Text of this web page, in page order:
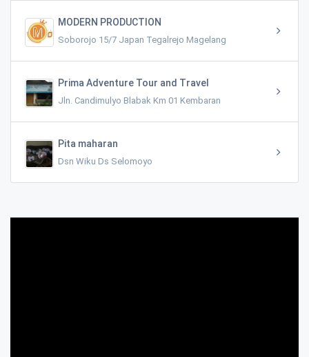
MODERN PRODUCTION
Soborojo 15/7 Japan Tegalrejo Magelang
Prima Adventure Tour and Travel
Jln. Candimulyo Blabak Km 01 Kembaran
Pita maharan
Dsn Wiku Ds Selomoyo